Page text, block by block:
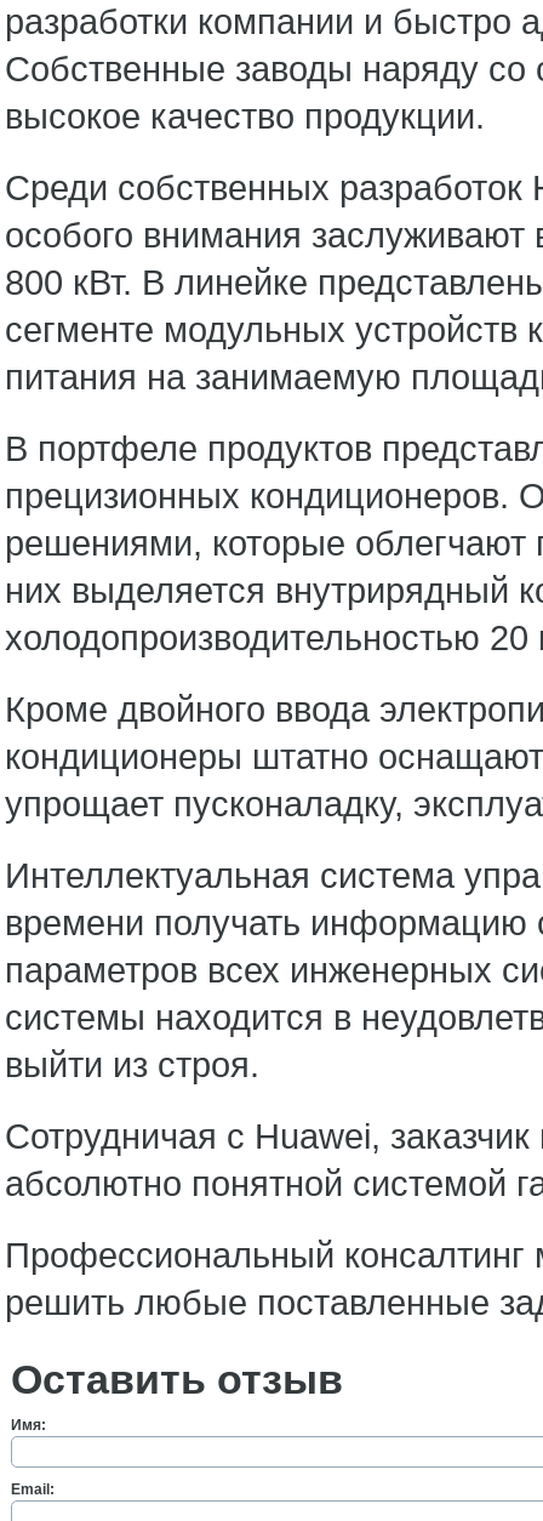
разработки компании и быстро
Собственные заводы наряду со
высокое качество продукции.
Среди собственных
особого внимания
800 кВт. В линейке
сегменте модульных
питания на занимаемую
В портфеле продуктов
прецизионных кондиционеров.
решениями, которые облегчают
них выделяется внутрирядный
холодопроизводительностью
Кроме двойного ввода
кондиционеры штатно
упрощает пусконаладку,
Интеллектуальная система
времени получать информацию
параметров всех инженерных
системы находится в
выйти из строя.
Сотрудничая с Huawei,
абсолютно понятной системой
Профессиональный
решить любые поставленные
Оставить отзыв
Имя:
Email: